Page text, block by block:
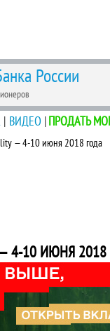
России
| ВИДЕО |ПРОДАТЬ
— 4-10 июня 2018 года
4-10 ИЮНЯ 2018